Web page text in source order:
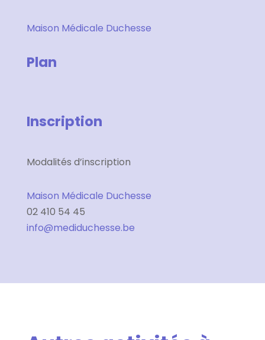
Maison Médicale Duchesse
Plan
Inscription
Modalités d’inscription
Maison Médicale Duchesse
02 410 54 45
info@mediduchesse.be